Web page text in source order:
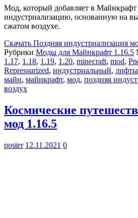
Мод, который добавляет в
индустриализацию, основанную на
сжатом воздухе.
Скачать Поздняя индустриализация
Рубрики Моды для Майнкрафт 1.16.5
1.17, 1.18, 1.19, 1.20, minecraft, mod,
Repressurized, индустриальный, лифты
майн, майнкрафт, мод, поздняя
воздух
Космические
мод 1.16.5
poster 12.11.2021 0